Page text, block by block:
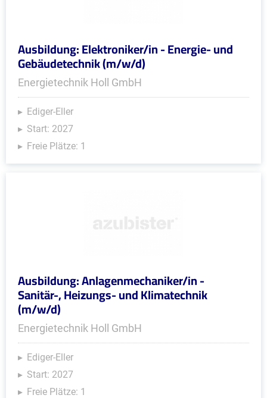
Ausbildung: Elektroniker/in - Energie- und
Gebäudetechnik (m/w/d)
Energietechnik Holl GmbH
Ediger-Eller
Start: 2027
Freie Plätze: 1
Ausbildung: Anlagenmechaniker/in -
Sanitär-, Heizungs- und Klimatechnik
(m/w/d)
Energietechnik Holl GmbH
Ediger-Eller
Start: 2027
Freie Plätze: 1